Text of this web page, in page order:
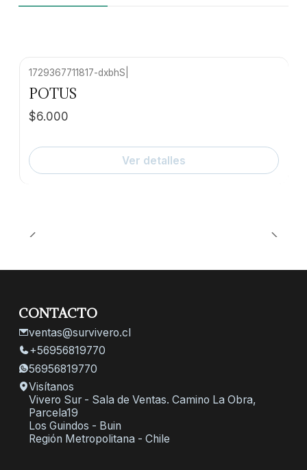
1729367711817-dxbhS
POTUS
$6.000
Ver detalles
CONTACTO
ventas@survivero.cl
+56956819770
56956819770
Visítanos
Vivero Sur - Sala de Ventas. Camino La Obra,
Parcela19
Los Guindos - Buin
Región Metropolitana - Chile